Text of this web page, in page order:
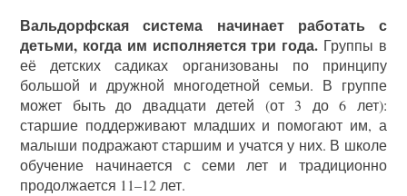
Вальдорфская система начинает работать с
детьми, когда им исполняется три года. Группы в
её детских садиках организованы по принципу
большой и дружной многодетной семьи. В группе
может быть до двадцати детей (от 3 до 6 лет):
старшие поддерживают младших и помогают им, а
малыши подражают старшим и учатся у них. В школе
обучение начинается с семи лет и традиционно
продолжается 11–12 лет.